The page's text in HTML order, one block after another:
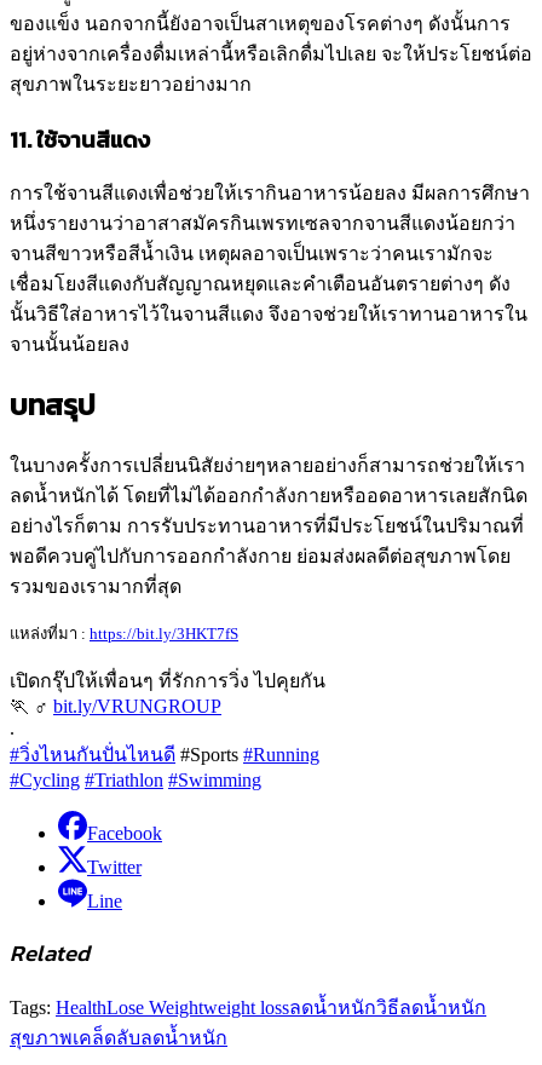
ของแข็ง นอกจากนี้ยังอาจเป็นสาเหตุของโรคต่างๆ ดังนั้นการ
อยู่ห่างจากเครื่องดื่มเหล่านี้หรือเลิกดื่มไปเลย จะให้ประโยชน์ต่อ
สุขภาพในระยะยาวอย่างมาก
11. ใช้จานสีแดง
การใช้จานสีแดงเพื่อช่วยให้เรากินอาหารน้อยลง มีผลการศึกษา
หนึ่งรายงานว่าอาสาสมัครกินเพรทเซลจากจานสีแดงน้อยกว่า
จานสีขาวหรือสีน้ำเงิน เหตุผลอาจเป็นเพราะว่าคนเรามักจะ
เชื่อมโยงสีแดงกับสัญญาณหยุดและคำเตือนอันตรายต่างๆ ดัง
นั้นวิธีใส่อาหารไว้ในจานสีแดง จึงอาจช่วยให้เราทานอาหารใน
จานนั้นน้อยลง
บทสรุป
ในบางครั้งการเปลี่ยนนิสัยง่ายๆหลายอย่างก็สามารถช่วยให้เรา
ลดน้ำหนักได้ โดยที่ไม่ได้ออกกำลังกายหรืออดอาหารเลยสักนิด
อย่างไรก็ตาม การรับประทานอาหารที่มีประโยชน์ในปริมาณที่
พอดีควบคู่ไปกับการออกกำลังกาย ย่อมส่งผลดีต่อสุขภาพโดย
รวมของเรามากที่สุด
แหล่งที่มา : https://bit.ly/3HKT7fS
เปิดกรุ๊ปให้เพื่อนๆ ที่รักการวิ่ง ไปคุยกัน
🏃 ‍♂ bit.ly/VRUNGROUP
.
#วิ่งไหนกันปั่นไหนดี #Sports #Running
#Cycling #Triathlon #Swimming
Facebook
Twitter
Line
Related
Tags: HealthLose Weightweight lossลดน้ำหนักวิธีลดน้ำหนัก
สุขภาพเคล็ดลับลดน้ำหนัก